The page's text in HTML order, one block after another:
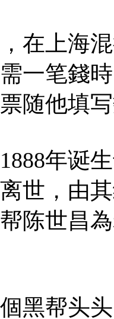
在上海
一笔錢
随他填
年诞
世，由
陈世昌
黑帮头